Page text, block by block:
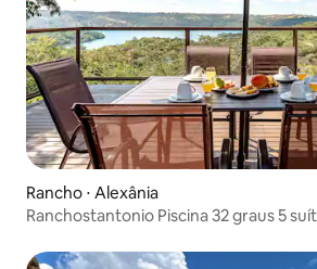
Rancho ⋅ Alexânia
Ranchostantonio Piscina 32 graus 5